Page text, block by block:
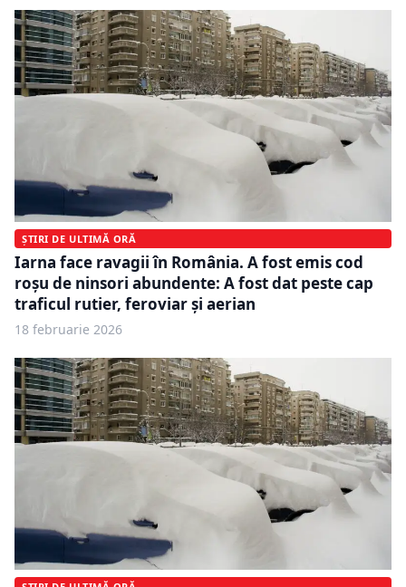
ȘTIRI DE ULTIMĂ ORĂ
Iarna face ravagii în România. A fost emis cod
roşu de ninsori abundente: A fost dat peste cap
traficul rutier, feroviar și aerian
18 februarie 2026